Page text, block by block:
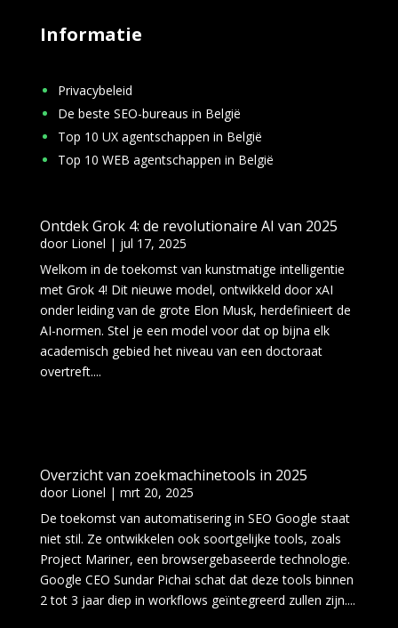
Informatie
Privacybeleid
De beste SEO-bureaus in België
Top 10 UX agentschappen in België
Top 10 WEB agentschappen in België
Ontdek Grok 4: de revolutionaire AI van 2025
door Lionel | jul 17, 2025
Welkom in de toekomst van kunstmatige intelligentie
met Grok 4! Dit nieuwe model, ontwikkeld door xAI
onder leiding van de grote Elon Musk, herdefinieert de
AI-normen. Stel je een model voor dat op bijna elk
academisch gebied het niveau van een doctoraat
overtreft....
Overzicht van zoekmachinetools in 2025
door Lionel | mrt 20, 2025
De toekomst van automatisering in SEO Google staat
niet stil. Ze ontwikkelen ook soortgelijke tools, zoals
Project Mariner, een browsergebaseerde technologie.
Google CEO Sundar Pichai schat dat deze tools binnen
2 tot 3 jaar diep in workflows geïntegreerd zullen zijn....